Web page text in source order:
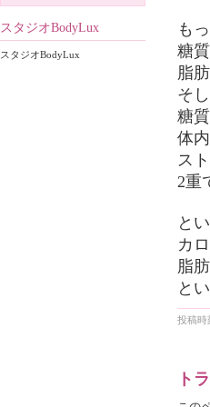
スタジオBodyLux
スタジオBodyLux
も
糖
脂
そ
糖
体
ス
2重
と
カ
脂
と
投稿
ト